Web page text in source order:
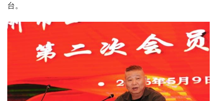
台。